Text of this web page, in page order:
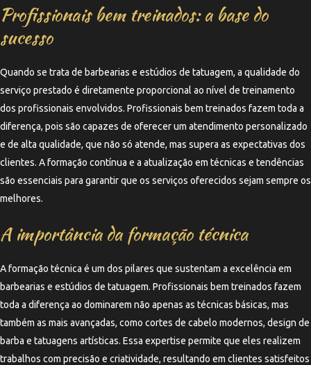
Profissionais bem treinados: a base do
sucesso
Quando se trata de barbearias e estúdios de tatuagem, a qualidade do
serviço prestado é diretamente proporcional ao nível de treinamento
dos profissionais envolvidos. Profissionais bem treinados fazem toda a
diferença, pois são capazes de oferecer um atendimento personalizado
e de alta qualidade, que não só atende, mas supera as expectativas dos
clientes. A formação contínua e a atualização em técnicas e tendências
são essenciais para garantir que os serviços oferecidos sejam sempre os
melhores.
A importância da formação técnica
A formação técnica é um dos pilares que sustentam a excelência em
barbearias e estúdios de tatuagem. Profissionais bem treinados fazem
toda a diferença ao dominarem não apenas as técnicas básicas, mas
também as mais avançadas, como cortes de cabelo modernos, design de
barba e tatuagens artísticas. Essa expertise permite que eles realizem
trabalhos com precisão e criatividade, resultando em clientes satisfeitos